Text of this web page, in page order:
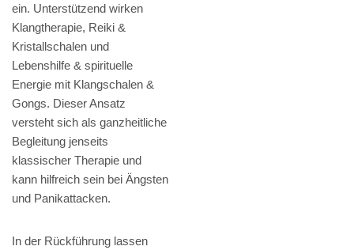
ein. Unterstützend wirken
Klangtherapie, Reiki &
Kristallschalen und
Lebenshilfe & spirituelle
Energie mit Klangschalen &
Gongs. Dieser Ansatz
versteht sich als ganzheitliche
Begleitung jenseits
klassischer Therapie und
kann hilfreich sein bei Ängsten
und Panikattacken.
In der Rückführung lassen